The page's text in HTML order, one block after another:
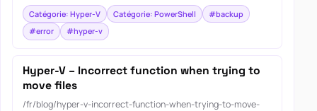
Catégorie: Hyper-V Catégorie: PowerShell
#backup
#error
#hyper-v
Hyper-V – Incorrect function when trying to
move files
/fr/blog/hyper-v-incorrect-function-when-trying-to-move-